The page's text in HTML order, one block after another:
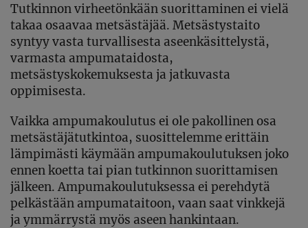
Tutkinnon virheetönkään suorittaminen ei vielä
takaa osaavaa metsästäjää. Metsästystaito
syntyy vasta turvallisesta aseenkäsittelystä,
varmasta ampumataidosta,
metsästyskokemuksesta ja jatkuvasta
oppimisesta.
Vaikka ampumakoulutus ei ole pakollinen osa
metsästäjätutkintoa, suosittelemme erittäin
lämpimästi käymään ampumakoulutuksen joko
ennen koetta tai pian tutkinnon suorittamisen
jälkeen. Ampumakoulutuksessa ei perehdytä
pelkästään ampumataitoon, vaan saat vinkkejä
ja ymmärrystä myös aseen hankintaan.